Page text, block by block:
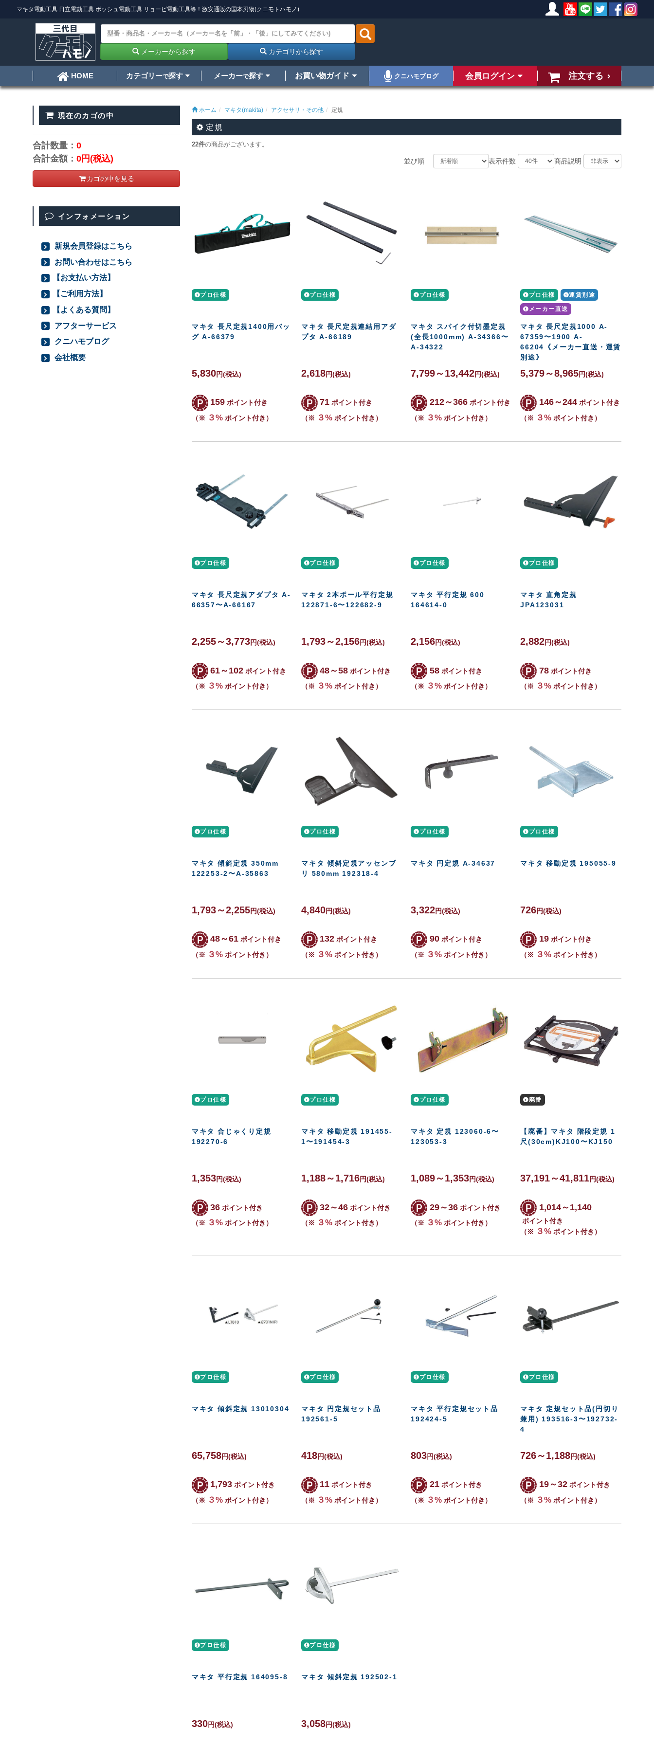
マキタ電動工具 日立電動工具 ボッシュ電動工具 リョービ電動工具等！激安通販の国本刃物(クニモトハモノ)
メーカーから探す カテゴリから探す
HOME カテゴリーで探す メーカーで探す お買い物ガイド クニハモブログ 会員ログイン 注文する
ホーム マキタ(makita) アクセサリ・その他 定規
定規
22件の商品がございます。
並び順 表示件数 商品説明
プロ仕様
マキタ 長尺定規1400用バッ
グ A-66379
5,830円(税込)
159 ポイント付き
（※ ３%ポイント付き）
プロ仕様
マキタ 長尺定規連結用アダ
プタ A-66189
2,618円(税込)
71 ポイント付き
（※ ３%ポイント付き）
プロ仕様
マキタ スパイク付切墨定規
(全長1000mm) A-34366〜
A-34322
7,799～13,442円(税込)
212～366ポイント付き
（※ ３% ポイント付き）
プロ仕様 運賃別途
メーカー直送
マキタ 長尺定規1000 A-
67359〜1900 A-
66204《メーカー直送・運賃
別途》
5,379～8,965円(税込)
146～244ポイント付き
（※ ３% ポイント付き）
プロ仕様
マキタ 長尺定規アダプタ A-
66357〜A-66167
2,255～3,773円(税込)
61～102 ポイント付き
（※ ３%ポイント付き）
プロ仕様
マキタ 2本ポール平行定規
122871-6〜122682-9
1,793～2,156円(税込)
48～58 ポイント付き
（※ ３%ポイント付き）
プロ仕様
マキタ 平行定規 600
164614-0
2,156円(税込)
58ポイント付き
（※ ３% ポイント付き）
プロ仕様
マキタ 直角定規
JPA123031
2,882円(税込)
78ポイント付き
（※ ３% ポイント付き）
プロ仕様
マキタ 傾斜定規 350mm
122253-2〜A-35863
1,793～2,255円(税込)
48～61 ポイント付き
（※ ３%ポイント付き）
プロ仕様
マキタ 傾斜定規アッセンブ
リ 580mm 192318-4
4,840円(税込)
132 ポイント付き
（※ ３%ポイント付き）
プロ仕様
マキタ 円定規 A-34637
3,322円(税込)
90ポイント付き
（※ ３% ポイント付き）
プロ仕様
マキタ 移動定規 195055-9
726円(税込)
19ポイント付き
（※ ３% ポイント付き）
プロ仕様
マキタ 合じゃくり定規
192270-6
1,353円(税込)
36 ポイント付き
（※ ３%ポイント付き）
プロ仕様
マキタ 移動定規 191455-
1〜191454-3
1,188～1,716円(税込)
32～46 ポイント付き
（※ ３%ポイント付き）
プロ仕様
マキタ 定規 123060-6〜
123053-3
1,089～1,353円(税込)
29～36ポイント付き
（※ ３% ポイント付き）
廃番
【廃番】マキタ 階段定規 1
尺(30cm)KJ100〜KJ150
37,191～41,811円(税込)
1,014～1,140
ポイント付き
（※ ３% ポイント付き）
プロ仕様
マキタ 傾斜定規 13010304
65,758円(税込)
1,793 ポイント付き
（※ ３%ポイント付き）
プロ仕様
マキタ 円定規セット品
192561-5
418円(税込)
11 ポイント付き
（※ ３%ポイント付き）
プロ仕様
マキタ 平行定規セット品
192424-5
803円(税込)
21ポイント付き
（※ ３% ポイント付き）
プロ仕様
マキタ 定規セット品(円切り
兼用) 193516-3〜192732-
4
726～1,188円(税込)
19～32ポイント付き
（※ ３% ポイント付き）
プロ仕様
マキタ 平行定規 164095-8
330円(税込)
プロ仕様
マキタ 傾斜定規 192502-1
3,058円(税込)
現在のカゴの中
合計数量：0
合計金額：0円(税込)
カゴの中を見る
インフォメーション
新規会員登録はこちら
お問い合わせはこちら
【お支払い方法】
【ご利用方法】
【よくある質問】
アフターサービス
クニハモブログ
会社概要